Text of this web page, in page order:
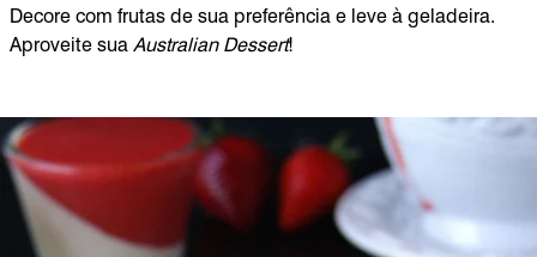
Decore com frutas de sua preferência e leve à geladeira.
Aproveite sua Australian Dessert!